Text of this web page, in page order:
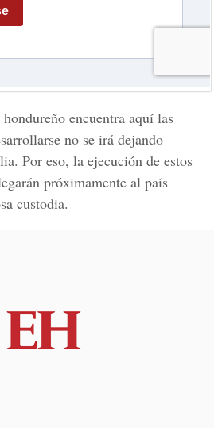
encuentra aquí las
no se irá dejando
Por eso, la ejecución de estos
próximamente al país
custodia.